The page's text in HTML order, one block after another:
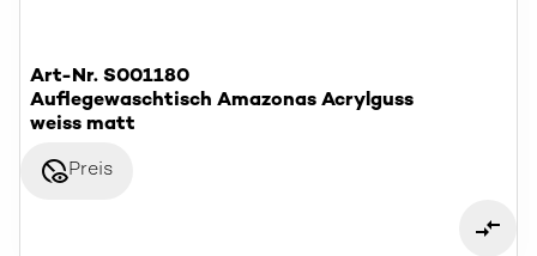
Art-Nr. S001180
Auflegewaschtisch Amazonas Acrylguss
weiss matt
disabled_visiblePreis